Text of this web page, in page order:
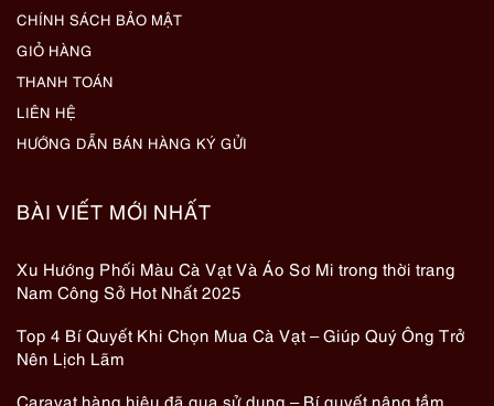
CHÍNH SÁCH BẢO MẬT
GIỎ HÀNG
THANH TOÁN
LIÊN HỆ
HƯỚNG DẪN BÁN HÀNG KÝ GỬI
BÀI VIẾT MỚI NHẤT
Xu Hướng Phối Màu Cà Vạt Và Áo Sơ Mi trong thời trang
Nam Công Sở Hot Nhất 2025
Top 4 Bí Quyết Khi Chọn Mua Cà Vạt – Giúp Quý Ông Trở
Nên Lịch Lãm
Caravat hàng hiệu đã qua sử dụng – Bí quyết nâng tầm